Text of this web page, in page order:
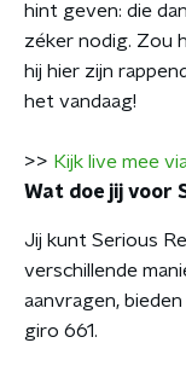
hint geven: die
zéker nodig. Zou
hij hier zijn
het vandaag!
>> Kijk live mee
Wat doe jij voor
Jij kunt Serious
verschillende
aanvragen,
giro 661.